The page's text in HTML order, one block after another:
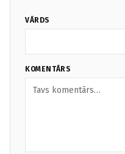
VĀRDS
KOMENTĀRS